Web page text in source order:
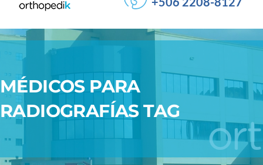
MÉDICOS PARA
RADIOGRAFÍAS TAG